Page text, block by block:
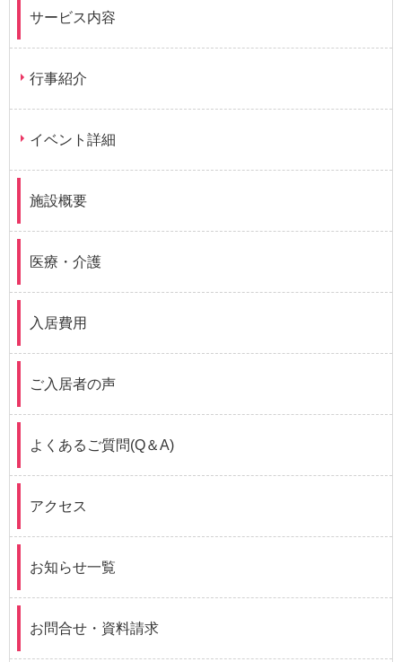
サービス内容
行事紹介
イベント詳細
施設概要
医療・介護
入居費用
ご入居者の声
よくあるご質問(Q＆A)
アクセス
お知らせ一覧
お問合せ・資料請求